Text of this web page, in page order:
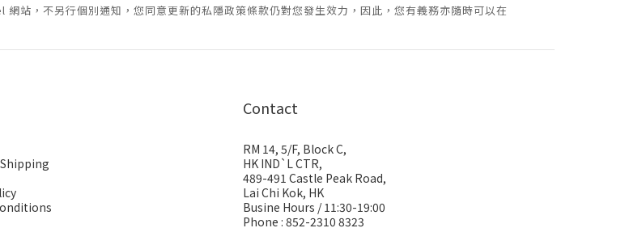
站，不另行個別通知，您同意更新的私隱政策條款仍對您發生效力，因此，您有義務亦隨時可以在
Contact
RM 14, 5/F, Block C,
HK IND`L CTR,
489-491 Castle Peak Road,
Lai Chi Kok, HK
Busine Hours / 11:30-19:00
Phone : 852-2310 8323